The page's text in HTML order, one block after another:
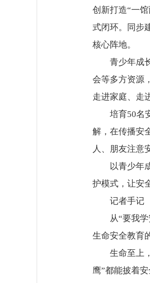
创新打造“一
式闭环。同步
核心阵地。
青少年成
会等多方资源
走进家庭、走
培育50名
解，在传播安
人、朋友注意
以青少年
护模式，让安
记者手记
从“要我
生命安全教育
生命至上
鹰”都能披着